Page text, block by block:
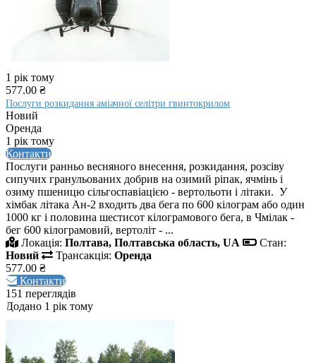
1 рік тому
577.00 ₴
Послуги розкидання аміачної селітри гвинтокрилом
Новий
Оренда
1 рік тому
Контакти
Послуги ранньо весняного внесення, розкидання, розсіву
сипучих гранульованих добрив на озимий ріпак, ячмінь і
озиму пшеницю сільгоспавіацією - вертольоти і літаки. У
хімбак літака Ан-2 входить два бега по 600 кілограм або один
1000 кг і половина шестисот кілограмового бега, в Чмілак -
бег 600 кілограмовий, вертоліт - ...
Локація: Полтава, Полтавська область, UA
Стан:
Новий
Трансакція: Оренда
577.00 ₴
Контакти
151 переглядів
Додано 1 рік тому